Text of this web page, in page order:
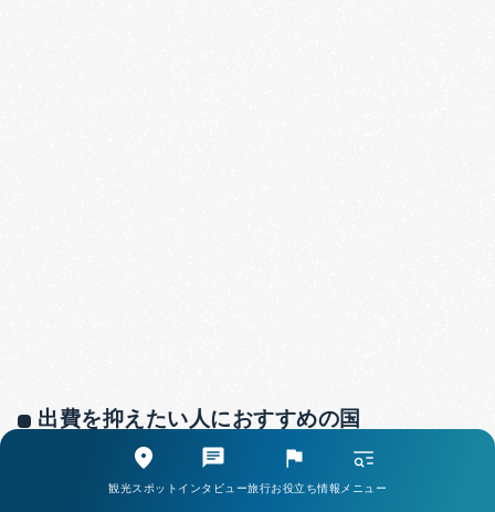
出費を抑えたい人におすすめの国
長期滞在を前提とするワーホリでは、生活費や渡航費の
観光スポット インタビュー旅行お役立ち情報 メニュー